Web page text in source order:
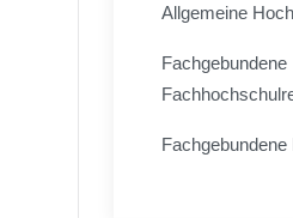
Allgemeine
Fachgebundene